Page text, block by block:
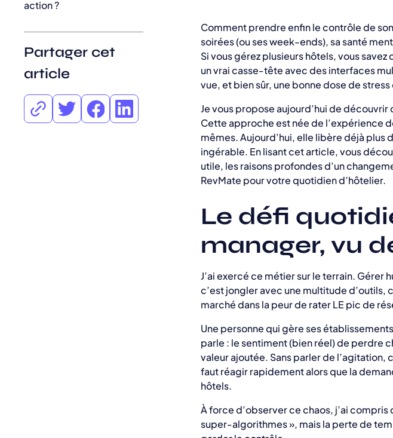
Comment prendre enfin le contrôle de
soirées (ou ses week-ends), sa santé
Si vous gérez plusieurs hôtels, vous
un vrai casse-tête avec des interfaces
vue, et bien sûr, une bonne dose de
Je vous propose aujourd’hui de
Cette approche est née de l’expérience
mêmes. Aujourd’hui, elle libère déjà plus
ingérable. En lisant cet article, vous
utile, les raisons profondes d’un
RevMate pour votre quotidien d’hôtelier.
Le défi
manager, vu
J’ai exercé ce métier sur le terrain. Gérer
c’est jongler avec une multitude
marché dans la peur de rater LE pic de
Une personne qui gère ses
parle : le sentiment (bien réel) de perdre
valeur ajoutée. Sans parler de
faut réagir rapidement alors que la
hôtels.
À force d’observer ce chaos, j’ai compris
super-algorithmes », mais la perte de
action ?
Partager cet
article